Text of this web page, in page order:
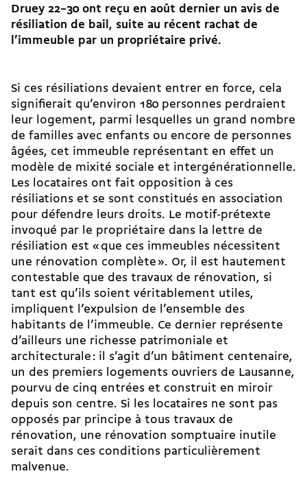
Druey 22–30 ont reçu en août dernier un avis de
résiliation de bail, suite au récent rachat de
l’immeuble par un propriétaire privé.
Si ces résiliations devaient entrer en force, cela
signifierait qu’environ 180 personnes perdraient
leur logement, parmi lesquelles un grand nombre
de familles avec enfants ou encore de personnes
âgées, cet immeuble représentant en effet un
modèle de mixité sociale et intergénérationnelle.
Les locataires ont fait opposition à ces
résiliations et se sont constitués en association
pour défendre leurs droits. Le motif-prétexte
invoqué par le propriétaire dans la lettre de
résiliation est « que ces immeubles nécessitent
une rénovation complète ». Or, il est hautement
contestable que des travaux de rénovation, si
tant est qu’ils soient véritablement utiles,
impliquent l’expulsion de l’ensemble des
habitants de l’immeuble. Ce dernier représente
d’ailleurs une richesse patrimoniale et
architecturale : il s’agit d’un bâtiment centenaire,
un des premiers logements ouvriers de Lausanne,
pourvu de cinq entrées et construit en miroir
depuis son centre. Si les locataires ne sont pas
opposés par principe à tous travaux de
rénovation, une rénovation somptuaire inutile
serait dans ces conditions particulièrement
malvenue.